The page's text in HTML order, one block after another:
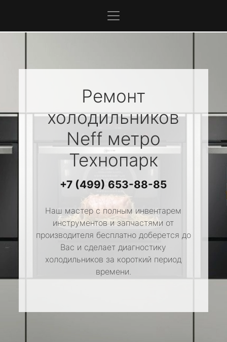
Ремонт
холодильников
Neffметро
Технопарк
+7 (499) 653-88-85
Наш мастер с полным инвентарем
инструментов и запчастями от
производителя бесплатно доберется до
Вас и сделает диагностику
холодильников за короткий период
времени.